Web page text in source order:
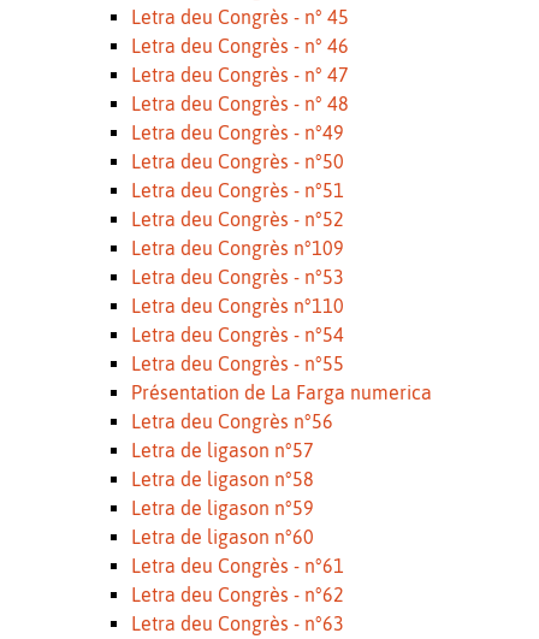
Letra deu Congrès - n° 45
Letra deu Congrès - n° 46
Letra deu Congrès - n° 47
Letra deu Congrès - n° 48
Letra deu Congrès - n°49
Letra deu Congrès - n°50
Letra deu Congrès - n°51
Letra deu Congrès - n°52
Letra deu Congrès n°109
Letra deu Congrès - n°53
Letra deu Congrès n°110
Letra deu Congrès - n°54
Letra deu Congrès - n°55
Présentation de La Farga numerica
Letra deu Congrès n°56
Letra de ligason n°57
Letra de ligason n°58
Letra de ligason n°59
Letra de ligason n°60
Letra deu Congrès - n°61
Letra deu Congrès - n°62
Letra deu Congrès - n°63